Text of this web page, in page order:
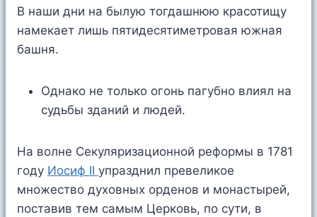
В наши дни на былую тогдашнюю красотищу
намекает лишь пятидесятиметровая южная
башня.
Однако не только огонь пагубно влиял на
судьбы зданий и людей.
На волне Секуляризационной реформы в 1781
году Иосиф II упразднил превеликое
множество духовных орденов и монастырей,
поставив тем самым Церковь, по сути, в